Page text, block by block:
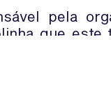
pela
que este